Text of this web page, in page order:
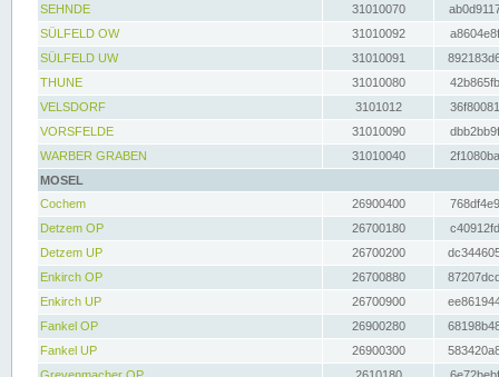
SEHNDE
31010070
SÜLFELD OW
31010092
SÜLFELD UW
31010091
THUNE
31010080
VELSDORF
3101012
VORSFELDE
31010090
WARBER GRABEN
31010040
MOSEL
Cochem
26900400
Detzem OP
26700180
Detzem UP
26700200
Enkirch OP
26700880
Enkirch UP
26700900
Fankel OP
26900280
Fankel UP
26900300